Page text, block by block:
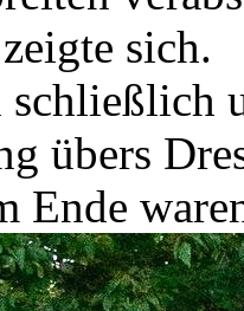
sich.
übers
Ende